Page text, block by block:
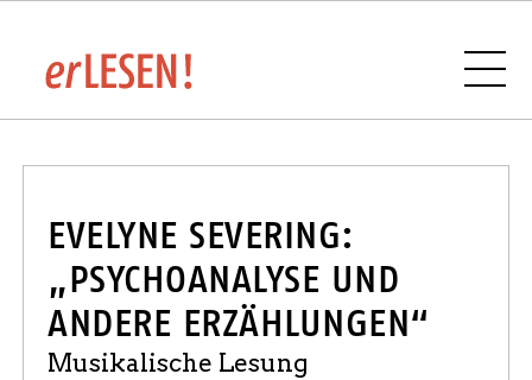
BUCHHANDLUNGEN UND VERLAGE IM
SAARLAND
EVELYNE SEVERING:
„PSYCHOANALYSE UND
ANDERE ERZÄHLUNGEN“
Musikalische Lesung